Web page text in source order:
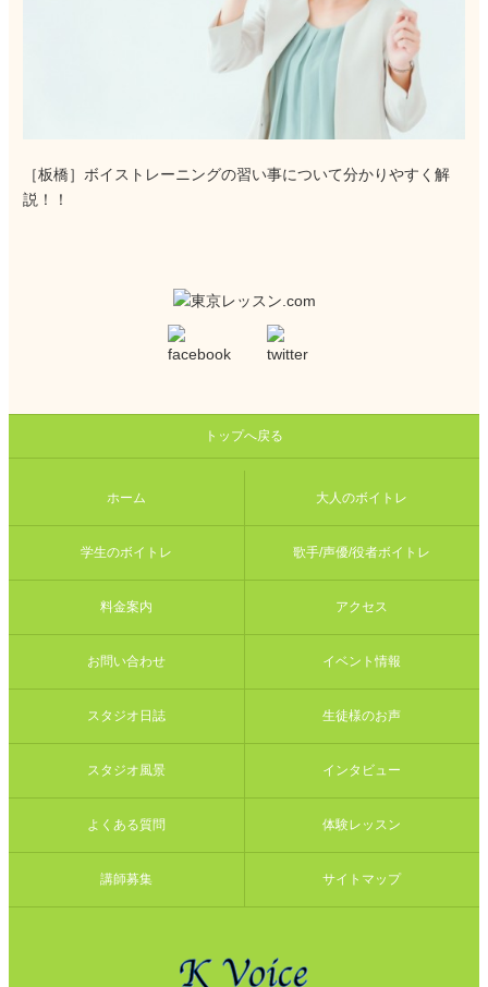
［板橋］ボイストレーニングの習い事について分かりやすく解
説！！
トップへ戻る
ホーム 大人のボイトレ
学生のボイトレ 歌手/声優/役者ボイトレ
料金案内 アクセス
お問い合わせ イベント情報
スタジオ日誌 生徒様のお声
スタジオ風景 インタビュー
よくある質問 体験レッスン
講師募集 サイトマップ